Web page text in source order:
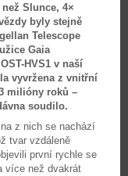
Slunce, 4×
byly stejně
Telescope
Gaia
HVS1 v naší
vyvržena z vnitřní
milióny roků –
soudilo.
z nich se nachází
tvar vzdáleně
první rychle se
více než dvakrát